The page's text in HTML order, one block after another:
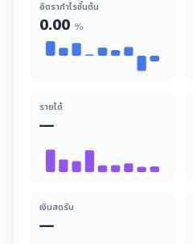
อัตรากำไรขั้นต้น
0.00 %
รายได้
—
เงินสดรับ
—